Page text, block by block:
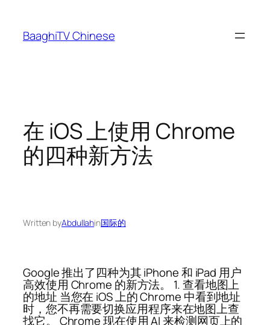
content
BaaghiTV Chinese
在 iOS 上使用 Chrome
的四种新方法
Written byAbdullahin国际的
Google 推出了四种为其 iPhone 和 iPad 用户
高效使用 Chrome 的新方法。 1. 查看地图上
的地址 当您在 iOS 上的 Chrome 中看到地址
时，您不再需要切换应用程序来在地图上查
找它。 Chrome 现在使用 AI 来检测网页上的